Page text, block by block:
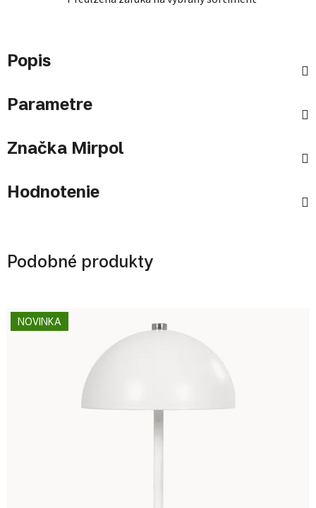
Popis
Parametre
Značka Mirpol
Hodnotenie
Podobné produkty
NOVINKA